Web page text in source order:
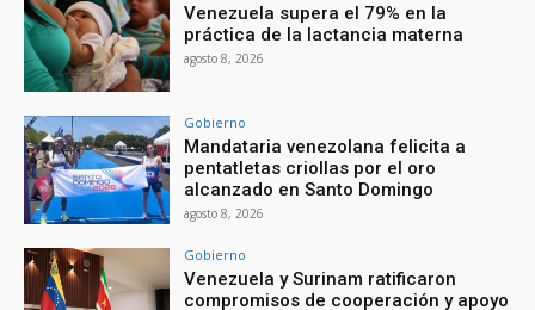
Venezuela supera el 79% en la
práctica de la lactancia materna
agosto 8, 2026
Gobierno
Mandataria venezolana felicita a
pentatletas criollas por el oro
alcanzado en Santo Domingo
agosto 8, 2026
Gobierno
Venezuela y Surinam ratificaron
compromisos de cooperación y apoyo